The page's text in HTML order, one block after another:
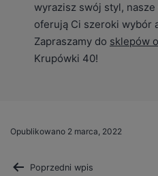
wyrazisz swój styl,
oferują Ci szeroki wybór
Zapraszamy do sklepów
Krupówki 40!
Opublikowano 2 marca, 2022
Poprzedni wpis